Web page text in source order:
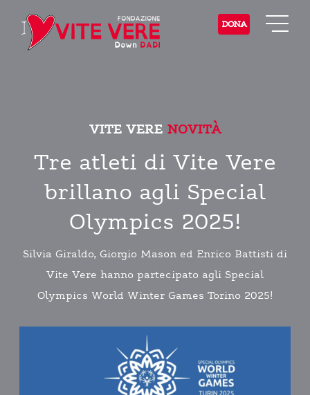
DONA
VITE VERE NOVITÀ
Tre atleti di Vite Vere
brillano agli Special
Olympics 2025!
Silvia Giraldo, Giorgio Mason ed Enrico Battisti di
Vite Vere hanno partecipato agli Special
Olympics World Winter Games Torino 2025!